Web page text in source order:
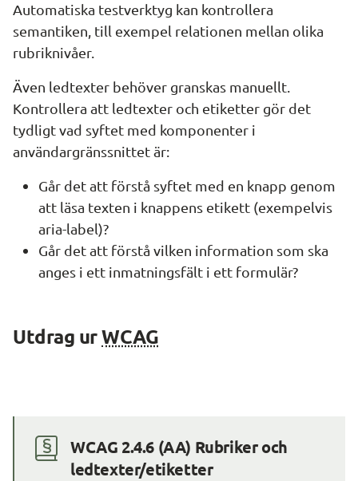
Automatiska testverktyg kan kontrollera
semantiken, till exempel relationen mellan olika
rubriknivåer.
Även ledtexter behöver granskas manuellt.
Kontrollera att ledtexter och etiketter gör det
tydligt vad syftet med komponenter i
användargränssnittet är:
Går det att förstå syftet med en knapp genom
att läsa texten i knappens etikett (exempelvis
aria-label)?
Går det att förstå vilken information som ska
anges i ett inmatningsfält i ett formulär?
Utdrag ur WCAG
WCAG 2.4.6 (AA) Rubriker och
ledtexter/etiketter